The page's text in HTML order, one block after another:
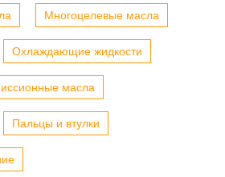
Многоцелевые масла
Охлаждающие жидкости
масла
Пальцы и втулки